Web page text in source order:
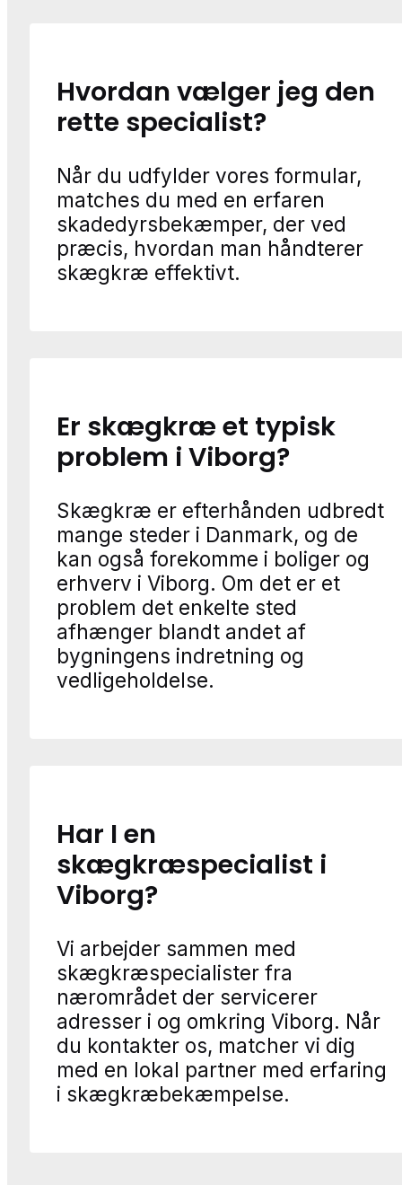
Hvordan vælger jeg den
rette specialist?
Når du udfylder vores formular,
matches du med en erfaren
skadedyrsbekæmper, der ved
præcis, hvordan man håndterer
skægkræ effektivt.
Er skægkræ et typisk
problem i Viborg?
Skægkræ er efterhånden udbredt
mange steder i Danmark, og de
kan også forekomme i boliger og
erhverv i Viborg. Om det er et
problem det enkelte sted
afhænger blandt andet af
bygningens indretning og
vedligeholdelse.
Har I en
skægkræspecialist i
Viborg?
Vi arbejder sammen med
skægkræspecialister fra
nærområdet der servicerer
adresser i og omkring Viborg. Når
du kontakter os, matcher vi dig
med en lokal partner med erfaring
i skægkræbekæmpelse.